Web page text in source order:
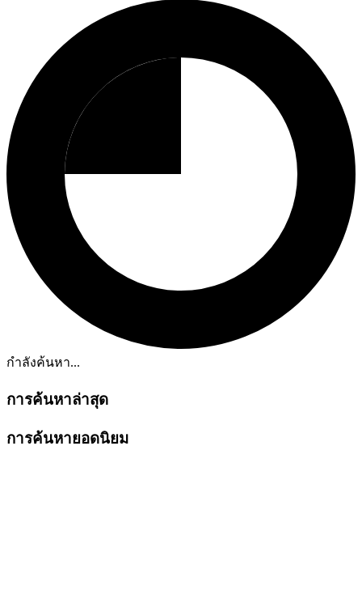
กำลังค้นหา...
การค้นหาล่าสุด
การค้นหายอดนิยม